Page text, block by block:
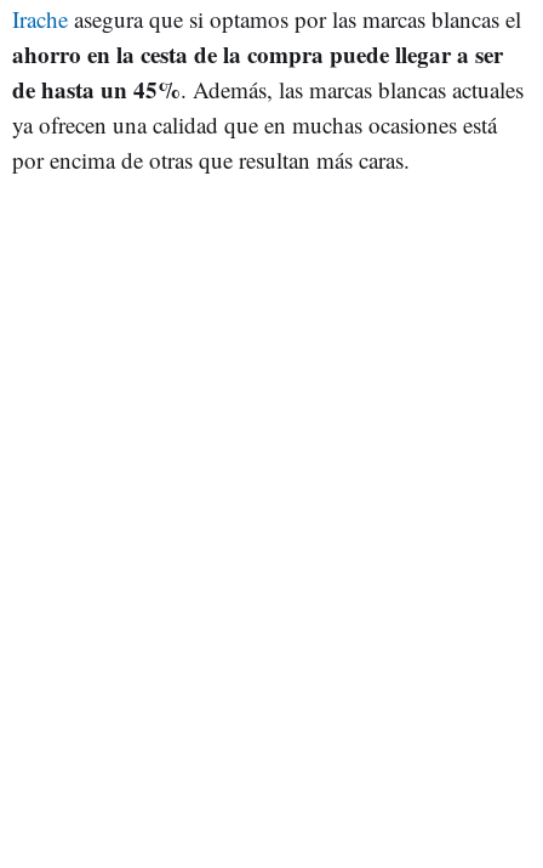
Irache asegura que si optamos por las marcas blancas el
ahorro en la cesta de la compra puede llegar a ser
de hasta un 45%. Además, las marcas blancas actuales
ya ofrecen una calidad que en muchas ocasiones está
por encima de otras que resultan más caras.